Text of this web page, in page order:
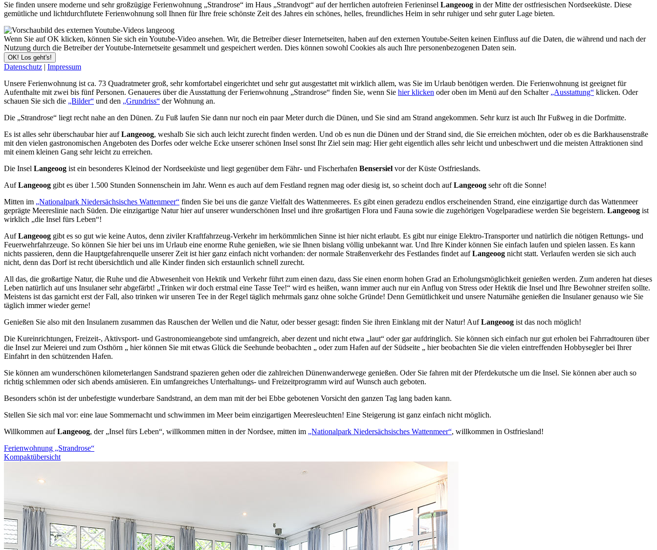
Sie finden unsere moderne und sehr großzügige Ferienwohnung „Strandrose“ im Haus „Strandvogt“ auf der herrlichen autofreien Ferieninsel Langeoog in der Mitte der ostfriesischen Nordseeküste. Diese
gemütliche und lichtdurchflutete Ferienwohnung soll Ihnen für Ihre freie schönste Zeit des Jahres ein schönes, helles, freundliches Heim in sehr ruhiger und sehr guter Lage bieten.
Wenn Sie auf OK klicken, können Sie sich ein Youtube-Video ansehen. Wir, die Betreiber dieser Internetseiten, haben auf den externen Youtube-Seiten keinen Einfluss auf die Daten, die während und nach der
Nutzung durch die Betreiber der Youtube-Internetseite gesammelt und gespeichert werden. Dies können sowohl Cookies als auch Ihre personenbezogenen Daten sein.
OK! Los geht's!
Datenschutz | Impressum
Unsere Ferienwohnung ist ca. 73 Quadratmeter groß, sehr komfortabel eingerichtet und sehr gut ausgestattet mit wirklich allem, was Sie im Urlaub benötigen werden. Die Ferienwohnung ist geeignet für
Aufenthalte mit zwei bis fünf Personen. Genaueres über die Ausstattung der Ferienwohnung „Strandrose“ finden Sie, wenn Sie hier klicken oder oben im Menü auf den Schalter „Ausstattung“ klicken. Oder
schauen Sie sich die „Bilder“ und den „Grundriss“ der Wohnung an.
Die „Strandrose“ liegt recht nahe an den Dünen. Zu Fuß laufen Sie dann nur noch ein paar Meter durch die Dünen, und Sie sind am Strand angekommen. Sehr kurz ist auch Ihr Fußweg in die Dorfmitte.
Es ist alles sehr überschaubar hier aufLangeoog, weshalb Sie sich auch leicht zurecht finden werden. Und ob es nun die Dünen und der Strand sind, die Sie erreichen möchten, oder ob es die Barkhausenstraße
mit den vielen gastronomischen Angeboten des Dorfes oder welche Ecke unserer schönen Insel sonst Ihr Ziel sein mag: Hier geht eigentlich alles sehr leicht und unbeschwert und die meisten Attraktionen sind
mit einem kleinen Gang sehr leicht zu erreichen.
Die Insel Langeoog ist ein besonderes Kleinod der Nordseeküste und liegt gegenüber dem Fähr- und Fischerhafen Bensersiel vor der Küste Ostfrieslands.
AufLangeoog gibt es über 1.500 Stunden Sonnenschein im Jahr. Wenn es auch auf dem Festland regnen mag oder diesig ist, so scheint doch aufLangeoog sehr oft die Sonne!
Mitten im „Nationalpark Niedersächsisches Wattenmeer“ finden Sie bei uns die ganze Vielfalt des Wattenmeeres. Es gibt einen geradezu endlos erscheinenden Strand, eine einzigartige durch das Wattenmeer
geprägte Meereslinie nach Süden. Die einzigartige Natur hier auf unserer wunderschönen Insel und ihre großartigen Flora und Fauna sowie die zugehörigen Vogelparadiese werden Sie begeistern. Langeoog ist
wirklich „die Insel fürs Leben“!
AufLangeoog gibt es so gut wie keine Autos, denn ziviler Kraftfahrzeug-Verkehr im herkömmlichen Sinne ist hier nicht erlaubt. Es gibt nur einige Elektro-Transporter und natürlich die nötigen Rettungs- und
Feuerwehrfahrzeuge. So können Sie hier bei uns im Urlaub eine enorme Ruhe genießen, wie sie Ihnen bislang völlig unbekannt war. Und Ihre Kinder können Sie einfach laufen und spielen lassen. Es kann
nichts passieren, denn die Hauptgefahrenquelle unserer Zeit ist hier ganz einfach nicht vorhanden: der normale Straßenverkehr des Festlandes findet aufLangeoog nicht statt. Verlaufen werden sie sich auch
nicht, denn das Dorf ist recht übersichtlich und alle Kinder finden sich erstaunlich schnell zurecht.
All das, die großartige Natur, die Ruhe und die Abwesenheit von Hektik und Verkehr führt zum einen dazu, dass Sie einen enorm hohen Grad an Erholungsmöglichkeit genießen werden. Zum anderen hat dieses
Leben natürlich auf uns Insulaner sehr abgefärbt! „Trinken wir doch erstmal eine Tasse Tee!“ wird es heißen, wann immer auch nur ein Anflug von Stress oder Hektik die Insel und Ihre Bewohner streifen sollte.
Meistens ist das garnicht erst der Fall, also trinken wir unseren Tee in der Regel täglich mehrmals ganz ohne solche Gründe! Denn Gemütlichkeit und unsere Naturnähe genießen die Insulaner genauso wie Sie
täglich immer wieder gerne!
Genießen Sie also mit den Insulanern zusammen das Rauschen der Wellen und die Natur, oder besser gesagt: finden Sie ihren Einklang mit der Natur! AufLangeoog ist das noch möglich!
Die Kureinrichtungen, Freizeit-, Aktivsport- und Gastronomieangebote sind umfangreich, aber dezent und nicht etwa „laut“ oder gar aufdringlich. Sie können sich einfach nur gut erholen bei Fahrradtouren über
die Insel zur Meierei und zum Osthörn „ hier können Sie mit etwas Glück die Seehunde beobachten „ oder zum Hafen auf der Südseite „ hier beobachten Sie die vielen eintreffenden Hobbysegler bei Ihrer
Einfahrt in den schützenden Hafen.
Sie können am wunderschönen kilometerlangen Sandstrand spazieren gehen oder die zahlreichen Dünenwanderwege genießen. Oder Sie fahren mit der Pferdekutsche um die Insel. Sie können aber auch so
richtig schlemmen oder sich abends amüsieren. Ein umfangreiches Unterhaltungs- und Freizeitprogramm wird auf Wunsch auch geboten.
Besonders schön ist der unbefestigte wunderbare Sandstrand, an dem man mit der bei Ebbe gebotenen Vorsicht den ganzen Tag lang baden kann.
Stellen Sie sich mal vor: eine laue Sommernacht und schwimmen im Meer beim einzigartigen Meeresleuchten! Eine Steigerung ist ganz einfach nicht möglich.
Willkommen aufLangeoog, der „Insel fürs Leben“, willkommen mitten in der Nordsee, mitten im „Nationalpark Niedersächsisches Wattenmeer“, willkommen in Ostfriesland!
Ferienwohnung „Strandrose“
Kompaktübersicht